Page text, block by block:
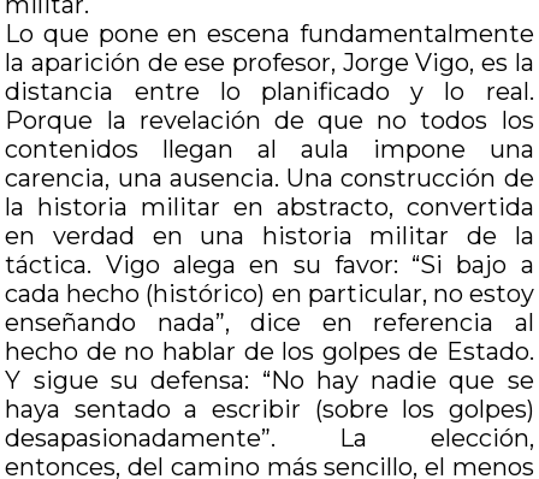
Lo que pone en escena fundamentalmente
la aparición de ese profesor, Jorge Vigo, es la
distancia entre lo planificado y lo real.
Porque la revelación de que no todos los
contenidos llegan al aula impone una
carencia, una ausencia. Una construcción de
la historia militar en abstracto, convertida
en verdad en una historia militar de la
táctica. Vigo alega en su favor: “Si bajo a
cada hecho (histórico) en particular, no estoy
enseñando nada”, dice en referencia al
hecho de no hablar de los golpes de Estado.
Y sigue su defensa: “No hay nadie que se
haya sentado a escribir (sobre los golpes)
desapasionadamente”. La elección,
entonces, del camino más sencillo, el menos